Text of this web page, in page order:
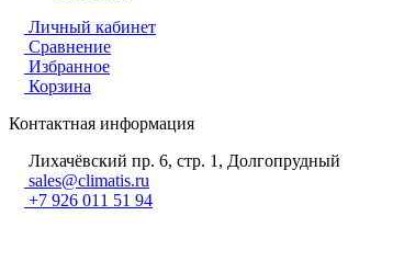
Личный кабинет
Сравнение
Избранное
Корзина
Контактная информация
Лихачёвский пр. 6, стр. 1, Долгопрудный
sales@climatis.ru
+7 926 011 51 94